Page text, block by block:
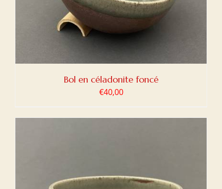
Bol en céladonite foncé
€40,00